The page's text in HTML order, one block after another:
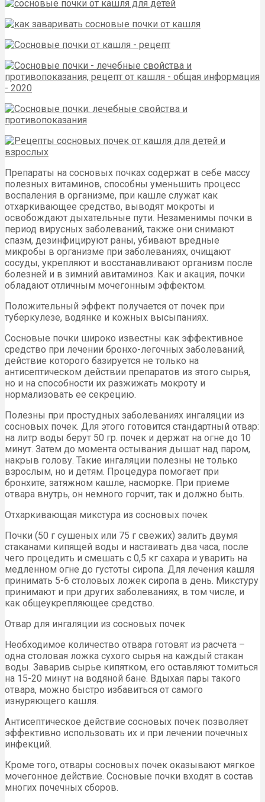
Препараты на сосновых почках содержат в себе массу
полезных витаминов, способны уменьшить процесс
воспаления в организме, при кашле служат как
отхаркивающее средство, выводят мокроты и
освобождают дыхательные пути. Незаменимы почки в
период вирусных заболеваний, также они снимают
спазм, дезинфицируют раны, убивают вредные
микробы в организме при заболеваниях, очищают
сосуды, укрепляют и восстанавливают организм после
болезней и в зимний авитаминоз. Как и акация, почки
обладают отличным мочегонным эффектом.
Положительный эффект получается от почек при
туберкулезе, водянке и кожных высыпаниях.
Сосновые почки широко известны как эффективное
средство при лечении бронхо-легочных заболеваний,
действие которого базируется не только на
антисептическом действии препаратов из этого сырья,
но и на способности их разжижать мокроту и
нормализовать ее секрецию.
Полезны при простудных заболеваниях ингаляции из
сосновых почек. Для этого готовится стандартный отвар:
на литр воды берут 50 гр. почек и держат на огне до 10
минут. Затем до момента остывания дышат над паром,
накрыв голову. Такие ингаляции полезны не только
взрослым, но и детям. Процедура помогает при
бронхите, затяжном кашле, насморке. При приеме
отвара внутрь, он немного горчит, так и должно быть.
Отхаркивающая микстура из сосновых почек
Почки (50 г сушеных или 75 г свежих) залить двумя
стаканами кипящей воды и настаивать два часа, после
чего процедить и смешать с 0,5 кг сахара и уварить на
медленном огне до густоты сиропа. Для лечения кашля
принимать 5-6 столовых ложек сиропа в день. Микстуру
принимают и при других заболеваниях, в том числе, и
как общеукрепляющее средство.
Отвар для ингаляции из сосновых почек
Необходимое количество отвара готовят из расчета –
одна столовая ложка сухого сырья на каждый стакан
воды. Заварив сырье кипятком, его оставляют томиться
на 15-20 минут на водяной бане. Вдыхая пары такого
отвара, можно быстро избавиться от самого
изнуряющего кашля.
Антисептическое действие сосновых почек позволяет
эффективно использовать их и при лечении почечных
инфекций.
Кроме того, отвары сосновых почек оказывают мягкое
мочегонное действие. Сосновые почки входят в состав
многих почечных сборов.